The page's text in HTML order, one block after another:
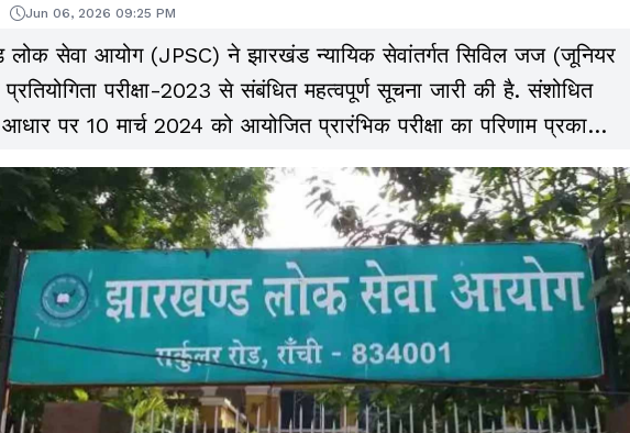
Jun 06, 2026 09:25 PM
सेवा आयोग (JPSC) ने झारखंड न्यायिक सेवांतर्गत सिविल जज (जूनियर
परीक्षा-2023 से संबंधित महत्वपूर्ण सूचना जारी की है. संशोधित
पर 10 मार्च 2024 को आयोजित प्रारंभिक परीक्षा का परिणाम प्रकाशित